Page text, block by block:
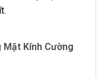
Mặt Kính Cường